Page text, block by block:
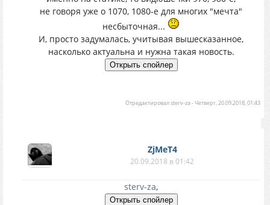
не говоря уже о 1070, 1080-е для многих "мечта"
несбыточная...
И, просто задумалась, учитывая вышесказанное,
насколько актуальна и нужна такая новость.
Отредактировалsterv-za-Четверг, 20.09.2018, 01:43
ZjMeT4
20.09.2018 в 01:42
sterv-za,